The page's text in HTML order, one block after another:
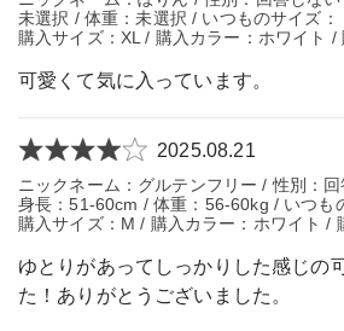
未選択 / 体重：未選択 / いつものサイズ：
購入サイズ：XL / 購入カラー：ホワイト /
可愛くて気に入っています。
2025.08.21
ニックネーム：グルテンフリー / 性別：
身長：51-60cm / 体重：56-60kg / いつも
購入サイズ：M / 購入カラー：ホワイト /
ゆとりがあってしっかりした感じの
た！ありがとうございました。